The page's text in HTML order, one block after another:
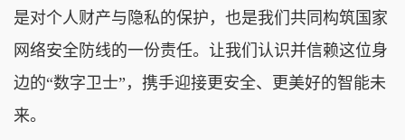
是对个人财产与隐私的保护，也是我们共同构筑国家
网络安全防线的一份责任。让我们认识并信赖这位身
边的“数字卫士”，携手迎接更安全、更美好的智能未
来。